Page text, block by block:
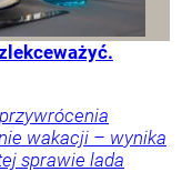
wakacji – wynika
sprawie lada